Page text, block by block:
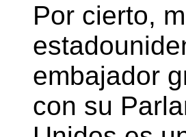
Por cierto,
embajador
con su